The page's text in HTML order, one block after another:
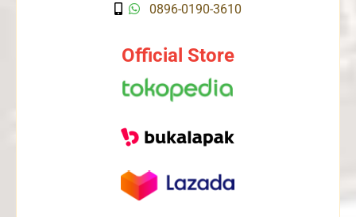
0896-0190-3610
Official Store